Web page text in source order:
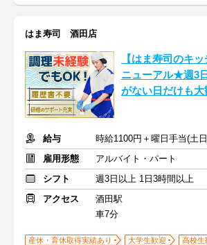
はま寿司 酒田店
【はま寿司のキ
ニューアル★週3
がない日だけも大
給与
時給1100円＋曜日手当(土
雇用形態
アルバイト・パート
シフト
週3日以上 1日3時間以上
アクセス
酒田駅
車7分
産休・育休取得実績あり 大学生歓迎
高校生